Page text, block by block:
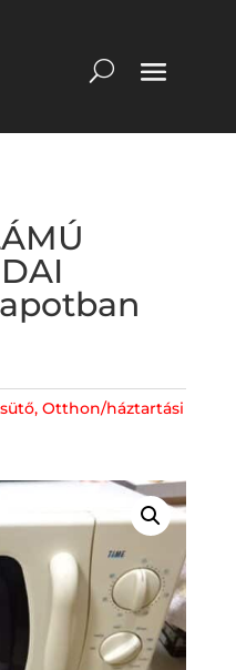
, Otthon/háztartási